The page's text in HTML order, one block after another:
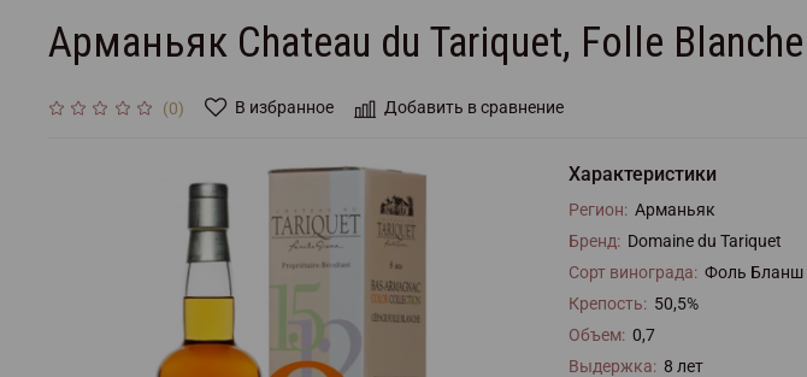
Арманьяк Chateau du Tariquet, Folle
(0) В избранное Добавить в сравнение
Характеристики
Регион: Арманьяк
Бренд: Domaine du Tariquet
Сорт винограда: Фоль Бланш
Крепость: 50,5%
Объем: 0,7
Выдержка: 8 лет